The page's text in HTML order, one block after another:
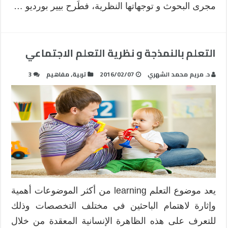
مجرى البحوث و توجهاتها النظرية، فطَرح بيير بورديو …
التعلم بالنمذجة و نظرية التعلم الاجتماعي
د. مريم محمد الشهري 2016/02/07 تربية,مفاهيم 3
يعد موضوع التعلم learning من أكثر الموضوعات أهمية
وإثارة لاهتمام الباحثين في مختلف التخصصات وذلك
للتعرف على هذه الظاهرة الإنسانية المعقدة من خلال